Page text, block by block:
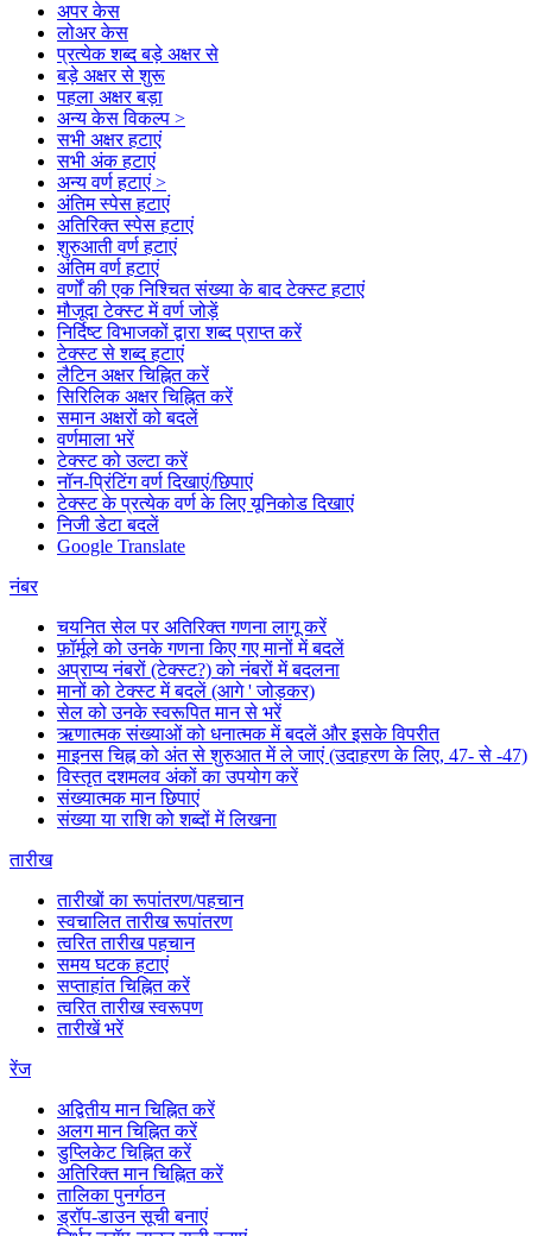
अपर केस
लोअर केस
प्रत्येक शब्द बड़े अक्षर से
बड़े अक्षर से शुरू
पहला अक्षर बड़ा
अन्य केस विकल्प >
सभी अक्षर हटाएं
सभी अंक हटाएं
अन्य वर्ण हटाएं >
अंतिम स्पेस हटाएं
अतिरिक्त स्पेस हटाएं
शुरुआती वर्ण हटाएं
अंतिम वर्ण हटाएं
वर्णों की एक निश्चित संख्या के बाद टेक्स्ट हटाएं
मौजूदा टेक्स्ट में वर्ण जोड़ें
निर्दिष्ट विभाजकों द्वारा शब्द प्राप्त करें
टेक्स्ट से शब्द हटाएं
लैटिन अक्षर चिह्नित करें
सिरिलिक अक्षर चिह्नित करें
समान अक्षरों को बदलें
वर्णमाला भरें
टेक्स्ट को उल्टा करें
नॉन-प्रिंटिंग वर्ण दिखाएं/छिपाएं
टेक्स्ट के प्रत्येक वर्ण के लिए यूनिकोड दिखाएं
निजी डेटा बदलें
Google Translate
नंबर
चयनित सेल पर अतिरिक्त गणना लागू करें
फ़ॉर्मूले को उनके गणना किए गए मानों में बदलें
अप्राप्य नंबरों (टेक्स्ट?) को नंबरों में बदलना
मानों को टेक्स्ट में बदलें (आगे ' जोड़कर)
सेल को उनके स्वरूपित मान से भरें
ऋणात्मक संख्याओं को धनात्मक में बदलें और इसके विपरीत
माइनस चिह्न को अंत से शुरुआत में ले जाएं (उदाहरण के लिए, 47- से -47)
विस्तृत दशमलव अंकों का उपयोग करें
संख्यात्मक मान छिपाएं
संख्या या राशि को शब्दों में लिखना
तारीख
तारीखों का रूपांतरण/पहचान
स्वचालित तारीख रूपांतरण
त्वरित तारीख पहचान
समय घटक हटाएं
सप्ताहांत चिह्नित करें
त्वरित तारीख स्वरूपण
तारीखें भरें
रेंज
अद्वितीय मान चिह्नित करें
अलग मान चिह्नित करें
डुप्लिकेट चिह्नित करें
अतिरिक्त मान चिह्नित करें
तालिका पुनर्गठन
ड्रॉप-डाउन सूची बनाएं